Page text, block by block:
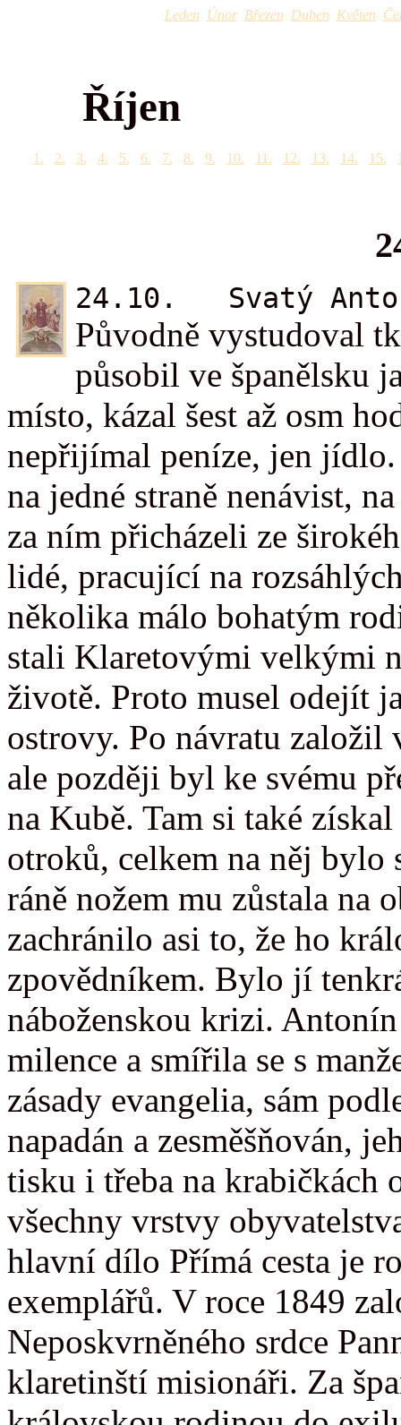
Leden Únor Březen Duben Květen
Říjen
1. 2. 3. 4. 5. 6. 7. 8. 9. 10. 11. 12. 13. 14. 15.
24.10. Svatý
Původně vystudoval
působil ve španělsku
místo, kázal šest až osm
nepřijímal peníze, jen
na jedné straně nenávist,
za ním přicházeli ze
lidé, pracující na
několika málo bohatým
stali Klaretovými velkými
životě. Proto musel odejít
ostrovy. Po návratu založil
ale později byl ke svému
na Kubě. Tam si také
otroků, celkem na něj bylo
ráně nožem mu zůstala na
zachránilo asi to, že ho
zpovědníkem. Bylo jí
náboženskou krizi.
milence a smířila se s
zásady evangelia, sám
napadán a zesměšňován,
tisku i třeba na krabičkách
všechny vrstvy
hlavní dílo Přímá cesta je
exemplářů. V roce 1849
Neposkvrněného srdce
klaretinští misionáři. Za